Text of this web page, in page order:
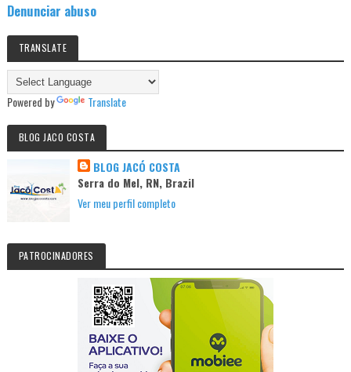
Denunciar abuso
TRANSLATE
Powered by Translate
BLOG JACO COSTA
BLOG JACÓ COSTA
Serra do Mel, RN, Brazil
Ver meu perfil completo
PATROCINADORES